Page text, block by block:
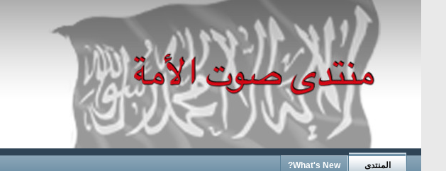
المنتدى What's New?